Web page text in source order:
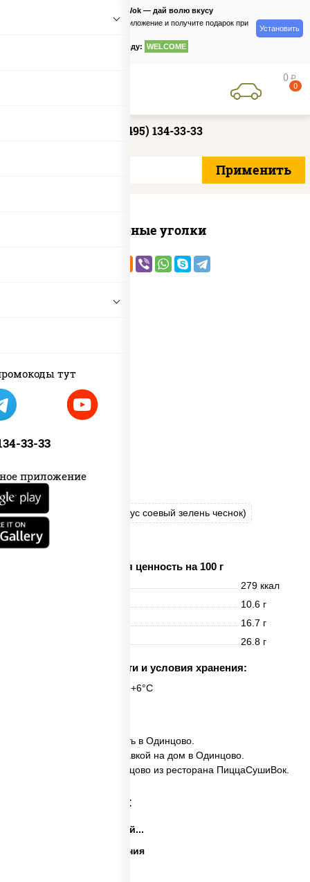
тут
33-33
приложение
PizzaSushiWok — дай волю вкусу
Скачайте приложение и получите подарок при
по промокоду: WELCOME
Установить
0 руб
0
+7 (495) 134-33-33
Сырные уголки
соус "Шеф" (майонез соус соевый зелень чеснок)
моцарелла для пиццы
Пищевая ценность на 100 г
279 ккал
10.6 г
16.7 г
26.8 г
Срок годности и условия хранения:
6 часов при t° от +2°C до +6°C
✅ Сырные уголки заказать в Одинцово.
✅ Сырные уголки с доставкой на дом в Одинцово.
✅ Сырные уголки в Одинцово из ресторана ПиццаСушиВок.
Категории товара:
Закуски на праздничный...
Закуски на день рождения